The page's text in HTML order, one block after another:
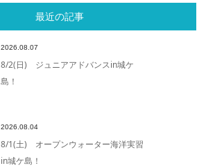
最近の記事
2026.08.07
8/2(日) ジュニアアドバンスin城ケ
島！
2026.08.04
8/1(土) オープンウォーター海洋実習
in城ケ島！